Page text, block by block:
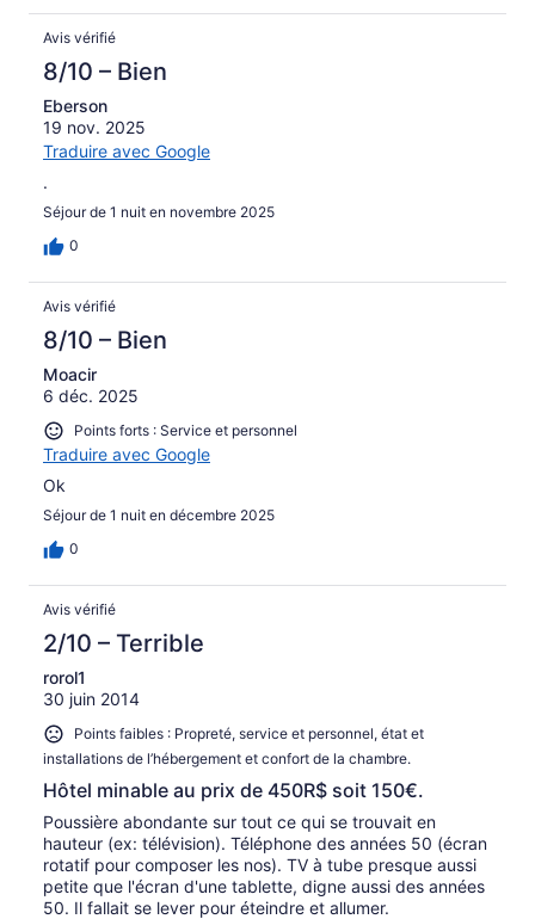
Avis vérifié
8/10 – Bien
Eberson
19 nov. 2025
Traduire avec Google
.
Séjour de 1 nuit en novembre 2025
0
Avis vérifié
8/10 – Bien
Moacir
6 déc. 2025
Points forts : Service et personnel
Traduire avec Google
Ok
Séjour de 1 nuit en décembre 2025
0
Avis vérifié
2/10 – Terrible
rorol1
30 juin 2014
Points faibles : Propreté, service et personnel, état et
installations de l’hébergement et confort de la chambre.
Hôtel minable au prix de 450R$ soit 150€.
Poussière abondante sur tout ce qui se trouvait en
hauteur (ex: télévision). Téléphone des années 50 (écran
rotatif pour composer les nos). TV à tube presque aussi
petite que l'écran d'une tablette, digne aussi des années
50. Il fallait se lever pour éteindre et allumer.